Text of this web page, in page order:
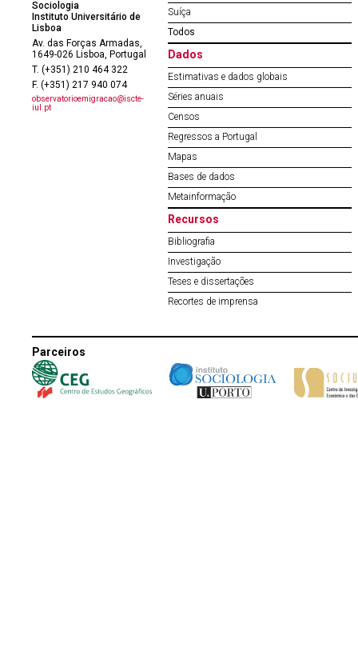
Sociologia
Instituto Universitário de
Lisboa
Av. das Forças Armadas,
1649-026 Lisboa, Portugal
T. (+351) 210 464 322
F. (+351) 217 940 074
observatorioemigracao@iscte-
iul.pt
Suíça
Todos
Dados
Estimativas e dados globais
Séries anuais
Censos
Regressos a Portugal
Mapas
Bases de dados
Metainformação
Recursos
Bibliografia
Investigação
Teses e dissertações
Recortes de imprensa
Parceiros